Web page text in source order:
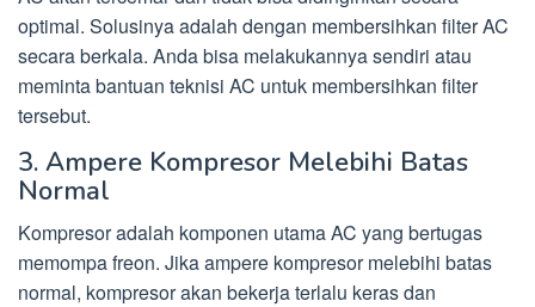
optimal. Solusinya adalah dengan membersihkan filter AC
secara berkala. Anda bisa melakukannya sendiri atau
meminta bantuan teknisi AC untuk membersihkan filter
tersebut.
3. Ampere Kompresor Melebihi Batas
Normal
Kompresor adalah komponen utama AC yang bertugas
memompa freon. Jika ampere kompresor melebihi batas
normal, kompresor akan bekerja terlalu keras dan